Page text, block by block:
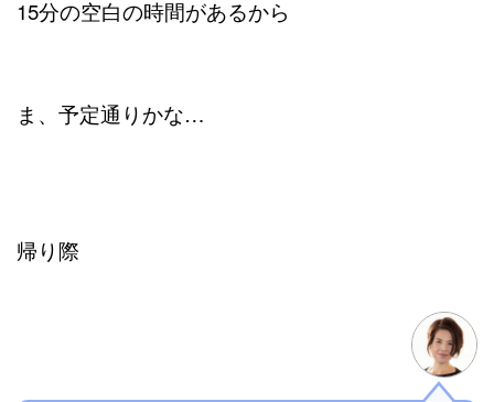
15分の空白の時間があるから
ま、予定通りかな…
帰り際